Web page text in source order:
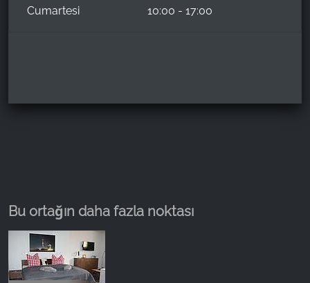
Cumartesi
10:00 - 17:00
Bu ortağın daha fazla noktası